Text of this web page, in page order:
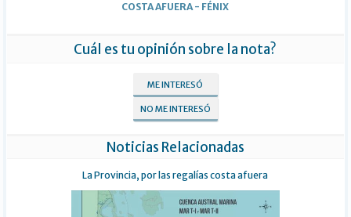
COSTA AFUERA- FÉNIX
Cuál es tu opinión sobre la nota?
ME INTERESÓ
NO ME INTERESÓ
Noticias Relacionadas
La Provincia, por las regalías costa afuera